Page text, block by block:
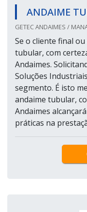
ANDAIME
GETEC ANDAIMES /
Se o cliente final
tubular, com
Andaimes.
Soluções
segmento. É isto
andaime tubular,
Andaimes
práticas na